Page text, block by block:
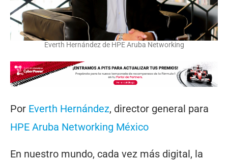
Everth Hernández de HPE Aruba Networking
Por Everth Hernández, director general para
HPE Aruba Networking México
En nuestro mundo, cada vez más digital, la